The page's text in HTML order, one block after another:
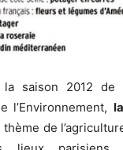
saison 2012 de
l’Environnement,
de